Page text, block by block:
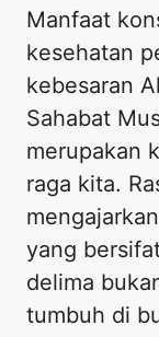
Manfaat
kesehatan
kebesaran
Sahabat
merupakan
raga kita.
yang
delima
tumbuh di